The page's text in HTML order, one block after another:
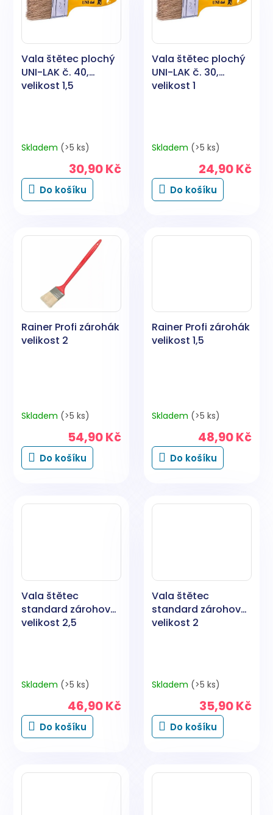
Vala štětec plochý
UNI-LAK č. 40,
velikost 1,5
Skladem (>5 ks)
30,90 Kč
Do košíku
Vala štětec plochý
UNI-LAK č. 30,
velikost 1
Skladem (>5 ks)
24,90 Kč
Do košíku
Rainer Profi zárohák
velikost 2
Skladem (>5 ks)
54,90 Kč
Do košíku
Rainer Profi zárohák
velikost 1,5
Skladem (>5 ks)
48,90 Kč
Do košíku
Vala štětec
standard zárohový
velikost 2,5
Skladem (>5 ks)
46,90 Kč
Do košíku
Vala štětec
standard zárohový
velikost 2
Skladem (>5 ks)
35,90 Kč
Do košíku